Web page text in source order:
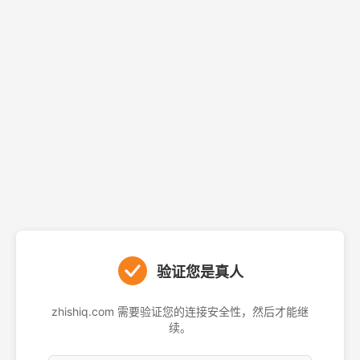
验证您是真人
zhishiq.com 需要验证您的连接安全性，然后才能继
续。